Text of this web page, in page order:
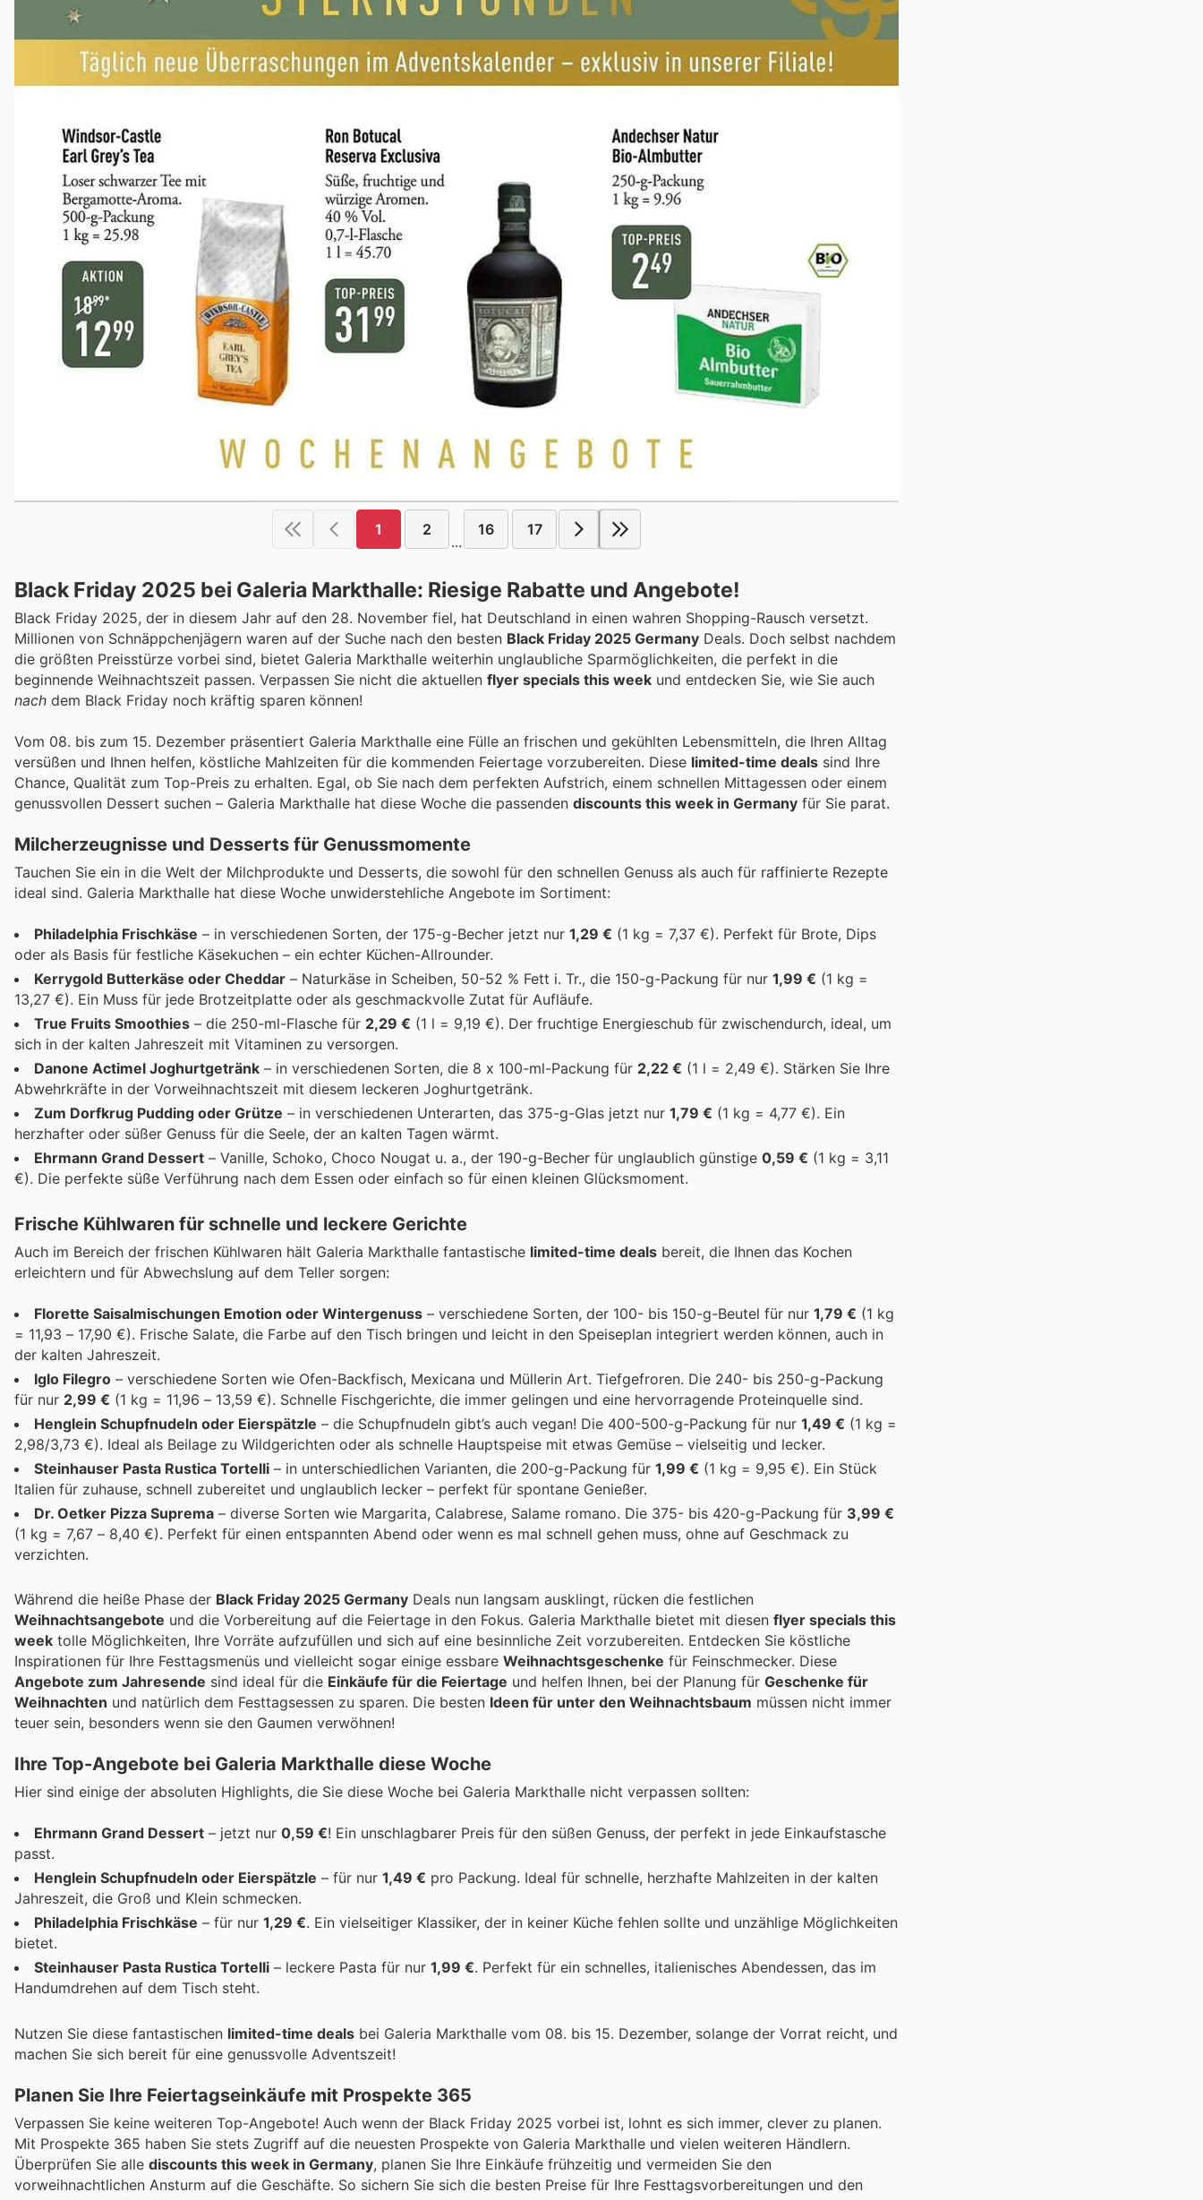
1 2
...
16 17
Black Friday 2025 bei Galeria Markthalle: Riesige Rabatte und Angebote!
Black Friday 2025, der in diesem Jahr auf den 28. November fiel, hat Deutschland in einen wahren Shopping-Rausch versetzt.
Millionen von Schnäppchenjägern waren auf der Suche nach den besten Black Friday 2025 Germany Deals. Doch selbst nachdem
die größten Preisstürze vorbei sind, bietet Galeria Markthalle weiterhin unglaubliche Sparmöglichkeiten, die perfekt in die
beginnende Weihnachtszeit passen. Verpassen Sie nicht die aktuellen flyer specials this week und entdecken Sie, wie Sie auch
nach dem Black Friday noch kräftig sparen können!
Vom 08. bis zum 15. Dezember präsentiert Galeria Markthalle eine Fülle an frischen und gekühlten Lebensmitteln, die Ihren Alltag
versüßen und Ihnen helfen, köstliche Mahlzeiten für die kommenden Feiertage vorzubereiten. Diese limited-time deals sind Ihre
Chance, Qualität zum Top-Preis zu erhalten. Egal, ob Sie nach dem perfekten Aufstrich, einem schnellen Mittagessen oder einem
genussvollen Dessert suchen – Galeria Markthalle hat diese Woche die passenden discounts this week in Germany für Sie parat.
Milcherzeugnisse und Desserts für Genussmomente
Tauchen Sie ein in die Welt der Milchprodukte und Desserts, die sowohl für den schnellen Genuss als auch für raffinierte Rezepte
ideal sind. Galeria Markthalle hat diese Woche unwiderstehliche Angebote im Sortiment:
Philadelphia Frischkäse – in verschiedenen Sorten, der 175-g-Becher jetzt nur 1,29 € (1 kg = 7,37 €). Perfekt für Brote, Dips
oder als Basis für festliche Käsekuchen – ein echter Küchen-Allrounder.
Kerrygold Butterkäse oder Cheddar – Naturkäse in Scheiben, 50-52 % Fett i. Tr., die 150-g-Packung für nur 1,99 € (1 kg =
13,27 €). Ein Muss für jede Brotzeitplatte oder als geschmackvolle Zutat für Aufläufe.
True Fruits Smoothies – die 250-ml-Flasche für 2,29 € (1 l = 9,19 €). Der fruchtige Energieschub für zwischendurch, ideal, um
sich in der kalten Jahreszeit mit Vitaminen zu versorgen.
Danone Actimel Joghurtgetränk – in verschiedenen Sorten, die 8 x 100-ml-Packung für 2,22 € (1 l = 2,49 €). Stärken Sie Ihre
Abwehrkräfte in der Vorweihnachtszeit mit diesem leckeren Joghurtgetränk.
Zum Dorfkrug Pudding oder Grütze – in verschiedenen Unterarten, das 375-g-Glas jetzt nur 1,79 € (1 kg = 4,77 €). Ein
herzhafter oder süßer Genuss für die Seele, der an kalten Tagen wärmt.
Ehrmann Grand Dessert – Vanille, Schoko, Choco Nougat u. a., der 190-g-Becher für unglaublich günstige 0,59 € (1 kg = 3,11
€). Die perfekte süße Verführung nach dem Essen oder einfach so für einen kleinen Glücksmoment.
Frische Kühlwaren für schnelle und leckere Gerichte
Auch im Bereich der frischen Kühlwaren hält Galeria Markthalle fantastische limited-time deals bereit, die Ihnen das Kochen
erleichtern und für Abwechslung auf dem Teller sorgen:
Florette Saisalmischungen Emotion oder Wintergenuss – verschiedene Sorten, der 100- bis 150-g-Beutel für nur 1,79 € (1 kg
= 11,93 – 17,90 €). Frische Salate, die Farbe auf den Tisch bringen und leicht in den Speiseplan integriert werden können, auch in
der kalten Jahreszeit.
Iglo Filegro – verschiedene Sorten wie Ofen-Backfisch, Mexicana und Müllerin Art. Tiefgefroren. Die 240- bis 250-g-Packung
für nur 2,99 € (1 kg = 11,96 – 13,59 €). Schnelle Fischgerichte, die immer gelingen und eine hervorragende Proteinquelle sind.
Henglein Schupfnudeln oder Eierspätzle – die Schupfnudeln gibt’s auch vegan! Die 400-500-g-Packung für nur 1,49 € (1 kg =
2,98/3,73 €). Ideal als Beilage zu Wildgerichten oder als schnelle Hauptspeise mit etwas Gemüse – vielseitig und lecker.
Steinhauser Pasta Rustica Tortelli – in unterschiedlichen Varianten, die 200-g-Packung für 1,99 € (1 kg = 9,95 €). Ein Stück
Italien für zuhause, schnell zubereitet und unglaublich lecker – perfekt für spontane Genießer.
Dr. Oetker Pizza Suprema – diverse Sorten wie Margarita, Calabrese, Salame romano. Die 375- bis 420-g-Packung für 3,99 €
(1 kg = 7,67 – 8,40 €). Perfekt für einen entspannten Abend oder wenn es mal schnell gehen muss, ohne auf Geschmack zu
verzichten.
Während die heiße Phase der Black Friday 2025 Germany Deals nun langsam ausklingt, rücken die festlichen
Weihnachtsangebote und die Vorbereitung auf die Feiertage in den Fokus. Galeria Markthalle bietet mit diesen flyer specials this
week tolle Möglichkeiten, Ihre Vorräte aufzufüllen und sich auf eine besinnliche Zeit vorzubereiten. Entdecken Sie köstliche
Inspirationen für Ihre Festtagsmenüs und vielleicht sogar einige essbare Weihnachtsgeschenke für Feinschmecker. Diese
Angebote zum Jahresende sind ideal für die Einkäufe für die Feiertage und helfen Ihnen, bei der Planung für Geschenke für
Weihnachten und natürlich dem Festtagsessen zu sparen. Die besten Ideen für unter den Weihnachtsbaum müssen nicht immer
teuer sein, besonders wenn sie den Gaumen verwöhnen!
Ihre Top-Angebote bei Galeria Markthalle diese Woche
Hier sind einige der absoluten Highlights, die Sie diese Woche bei Galeria Markthalle nicht verpassen sollten:
Ehrmann Grand Dessert – jetzt nur 0,59 €! Ein unschlagbarer Preis für den süßen Genuss, der perfekt in jede Einkaufstasche
passt.
Henglein Schupfnudeln oder Eierspätzle – für nur 1,49 € pro Packung. Ideal für schnelle, herzhafte Mahlzeiten in der kalten
Jahreszeit, die Groß und Klein schmecken.
Philadelphia Frischkäse – für nur 1,29 €. Ein vielseitiger Klassiker, der in keiner Küche fehlen sollte und unzählige Möglichkeiten
bietet.
Steinhauser Pasta Rustica Tortelli – leckere Pasta für nur 1,99 €. Perfekt für ein schnelles, italienisches Abendessen, das im
Handumdrehen auf dem Tisch steht.
Nutzen Sie diese fantastischen limited-time deals bei Galeria Markthalle vom 08. bis 15. Dezember, solange der Vorrat reicht, und
machen Sie sich bereit für eine genussvolle Adventszeit!
Planen Sie Ihre Feiertagseinkäufe mit Prospekte 365
Verpassen Sie keine weiteren Top-Angebote! Auch wenn der Black Friday 2025 vorbei ist, lohnt es sich immer, clever zu planen.
Mit Prospekte 365 haben Sie stets Zugriff auf die neuesten Prospekte von Galeria Markthalle und vielen weiteren Händlern.
Überprüfen Sie alle discounts this week in Germany, planen Sie Ihre Einkäufe frühzeitig und vermeiden Sie den
vorweihnachtlichen Ansturm auf die Geschäfte. So sichern Sie sich die besten Preise für Ihre Festtagsvorbereitungen und den